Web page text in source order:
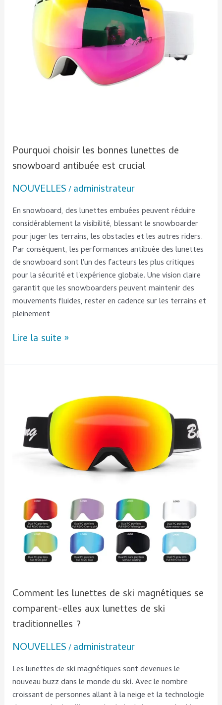
Pourquoi choisir les bonnes lunettes de
snowboard antibuée est crucial
NOUVELLES/administrateur
En snowboard, des lunettes embuées peuvent réduire
considérablement la visibilité, blessant le snowboarder
pour juger les terrains, les obstacles et les autres riders.
Par conséquent, les performances antibuée des lunettes
de snowboard sont l'un des facteurs les plus critiques
pour la sécurité et l'expérience globale. Une vision claire
garantit que les snowboarders peuvent maintenir des
mouvements fluides, rester en cadence sur les terrains et
pleinement
snowboard
antibuée
crucial
Lire la suite »
Comment les lunettes de ski magnétiques se
comparent-elles aux lunettes de ski
traditionnelles ?
NOUVELLES/administrateur
Les lunettes de ski magnétiques sont devenues le
nouveau buzz dans le monde du ski. Avec le nombre
croissant de personnes allant à la neige et la technologie
magnétiques
comparent-
aux
lunettes
traditionnelles ?